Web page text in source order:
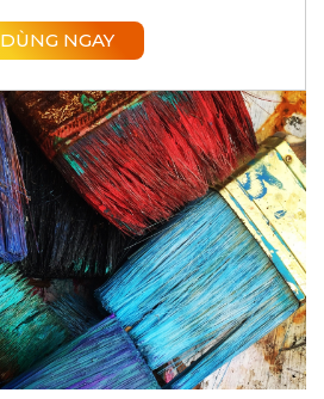
DÙNG NGAY